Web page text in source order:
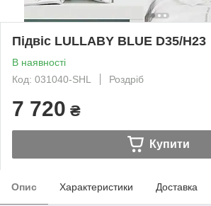
Підвіс LULLABY BLUE D35/H23
В наявності
Код: 031040-SHL
Роздріб
7 720 ₴
Купити
Опис Характеристики Доставка